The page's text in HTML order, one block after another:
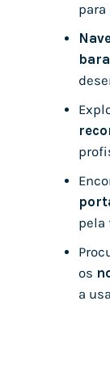
para
pela
os
a